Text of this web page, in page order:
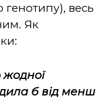
весь
Як
жодної
б від менш